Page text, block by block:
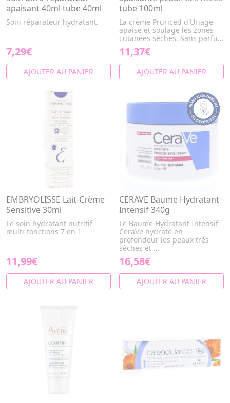
apaisant 40ml tube 40ml
Soin réparateur hydratant.
7,29€
AJOUTER AU PANIER
tube 100ml
La crème Pruriced d'Uriage
apaise et soulage les zones
cutanées sèches. Sans parfu...
11,37€
AJOUTER AU PANIER
EMBRYOLISSE Lait-Crème
Sensitive 30ml
Le soin hydratant nutritif
multi-fonctions 7 en 1
11,99€
AJOUTER AU PANIER
CERAVE Baume Hydratant
Intensif 340g
Le Baume Hydratant Intensif
CeraVe hydrate en
profondeur les peaux très
sèches et ...
16,58€
AJOUTER AU PANIER